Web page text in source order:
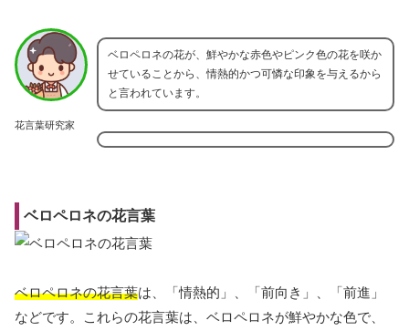
花言葉研究家
ベロペロネの花が、鮮やかな赤色やピンク色の花を咲か
せていることから、情熱的かつ可憐な印象を与えるから
と言われています。
ベロペロネの花言葉
ベロペロネの花言葉は、「情熱的」、「前向き」、「前進」
などです。これらの花言葉は、ベロペロネが鮮やかな色で、